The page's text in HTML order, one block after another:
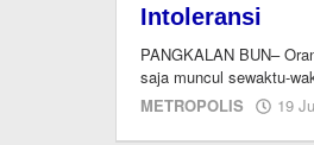
Intoleransi
PANGKALAN BUN–
saja muncul sewaktu-
METROPOLIS
19